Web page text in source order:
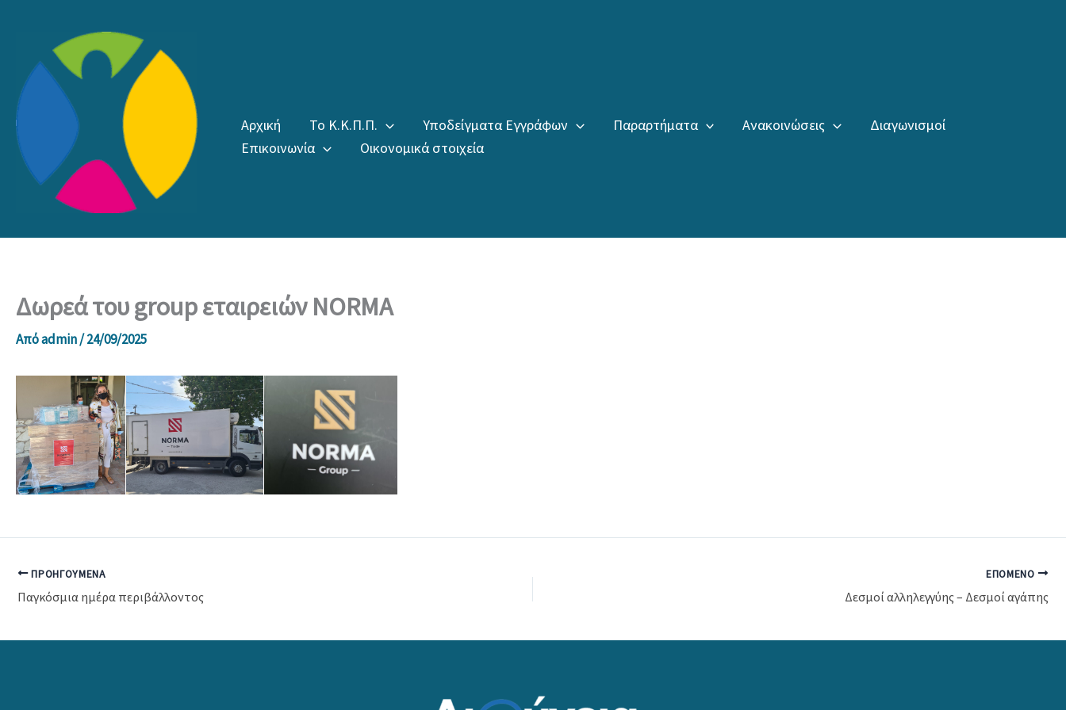
περιεχόμενο
Αρχική Το Κ.Κ.Π.Π. Υποδείγματα Εγγράφων Παραρτήματα Ανακοινώσεις
Διαγωνισμοί
Επικοινωνία
Οικονομικά στοιχεία
Δωρεά του group εταιρειών NORMA
Απόadmin/24/09/2025
ΠΡΟΗΓΟΎΜΕΝΑ
Παγκόσμια ημέρα περιβάλλοντος
ΕΠΌΜΕΝΟ
Δεσμοί αλληλεγγύης – Δεσμοί αγάπης